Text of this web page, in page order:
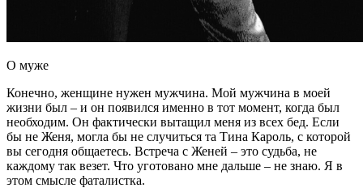
О муже
Конечно, женщине нужен мужчина. Мой мужчина в моей
жизни был – и он появился именно в тот момент, когда был
необходим. Он фактически вытащил меня из всех бед. Если
бы не Женя, могла бы не случиться та Тина Кароль, с которой
вы сегодня общаетесь. Встреча с Женей – это судьба, не
каждому так везет. Что уготовано мне дальше – не знаю. Я в
этом смысле фаталистка.